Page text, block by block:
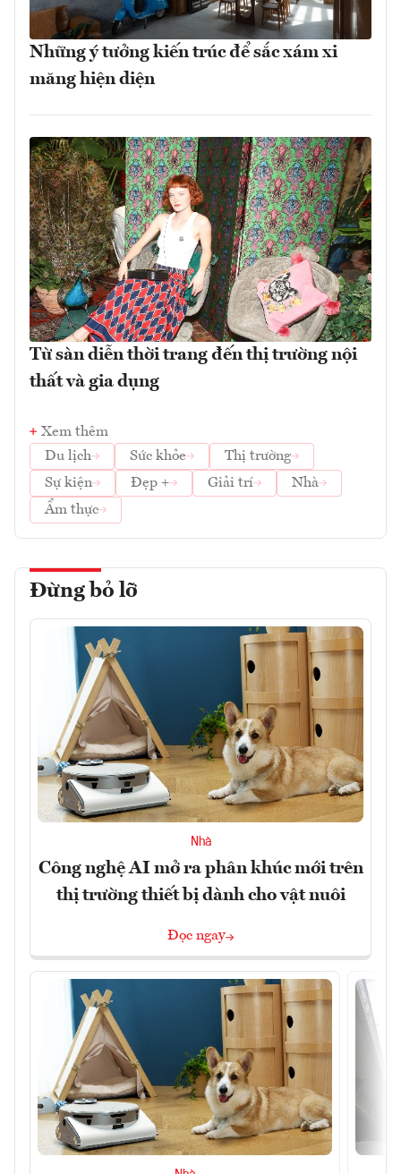
Những ý tưởng kiến trúc để sắc xám xi
măng hiện diện
Từ sàn diễn thời trang đến thị trường nội
thất và gia dụng
Xem thêm
Du lịch
Sức khỏe
Thị trường
Sự kiện
Đẹp + Giải trí
Nhà
Ẩm thực
Đừng bỏ lỡ
Nhà
Công nghệ AI mở ra phân khúc mới trên
thị trường thiết bị dành cho vật nuôi
Đọc ngay